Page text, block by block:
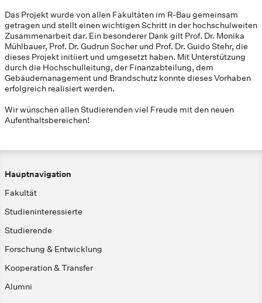
Das Projekt wurde von allen Fakultäten im R-Bau gemeinsam
getragen und stellt einen wichtigen Schritt in der hochschulweiten
Zusammenarbeit dar. Ein besonderer Dank gilt Prof. Dr. Monika
Mühlbauer, Prof. Dr. Gudrun Socher und Prof. Dr. Guido Stehr, die
dieses Projekt initiiert und umgesetzt haben. Mit Unterstützung
durch die Hochschulleitung, der Finanzabteilung, dem
Gebäudemanagement und Brandschutz konnte dieses Vorhaben
erfolgreich realisiert werden.
Wir wünschen allen Studierenden viel Freude mit den neuen
Aufenthaltsbereichen!
Hauptnavigation
Fakultät
Studieninteressierte
Studierende
Forschung & Entwicklung
Kooperation & Transfer
Alumni